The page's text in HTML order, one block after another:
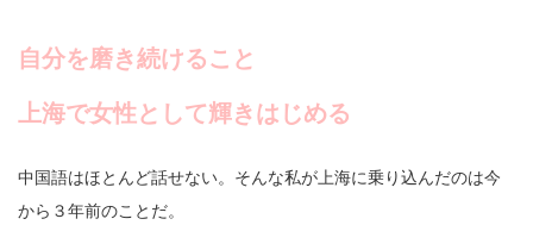
自分を磨き続けること
上海で女性として輝きはじめる
中国語はほとんど話せない。そんな私が上海に乗り込んだのは今
から３年前のことだ。